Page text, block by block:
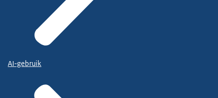
AI-gebruik